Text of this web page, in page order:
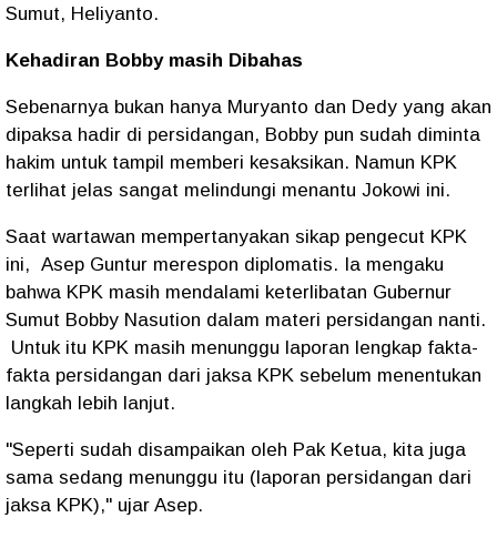
Sumut, Heliyanto.
Kehadiran Bobby masih Dibahas
Sebenarnya bukan hanya Muryanto dan Dedy yang akan
dipaksa hadir di persidangan, Bobby pun sudah diminta
hakim untuk tampil memberi kesaksikan. Namun KPK
terlihat jelas sangat melindungi menantu Jokowi ini.
Saat wartawan mempertanyakan sikap pengecut KPK
ini, Asep Guntur merespon diplomatis. Ia mengaku
bahwa KPK masih mendalami keterlibatan Gubernur
Sumut Bobby Nasution dalam materi persidangan nanti.
Untuk itu KPK masih menunggu laporan lengkap fakta-
fakta persidangan dari jaksa KPK sebelum menentukan
langkah lebih lanjut.
"Seperti sudah disampaikan oleh Pak Ketua, kita juga
sama sedang menunggu itu (laporan persidangan dari
jaksa KPK)," ujar Asep.